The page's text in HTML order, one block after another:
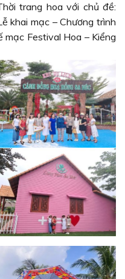
trang hoa với chủ đề:
khai mạc – Chương trình
Festival Hoa – Kiểng